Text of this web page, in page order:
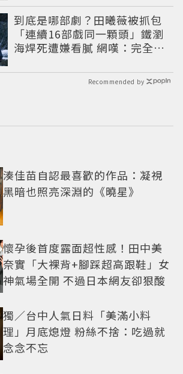
到底是哪部劇？田曦薇被抓包
「連續16部戲同一顆頭」鐵瀏
海焊死遭嫌看膩 網嘆：完全分
Recommended by
湊佳苗自認最喜歡的作品：凝視
黑暗也照亮深淵的《曉星》
懷孕後首度露面超性感！田中美
奈實「大裸背+腳踩超高跟鞋」女
神氣場全開 不過日本網友卻狠酸
獨／台中人氣日料「美滿小料
理」月底熄燈 粉絲不捨：吃過就
念念不忘